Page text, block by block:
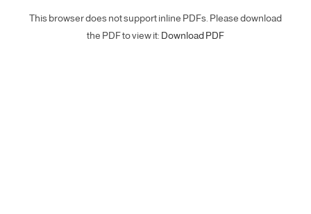
This browser does not support inline PDFs. Please download
the PDF to view it:Download PDF